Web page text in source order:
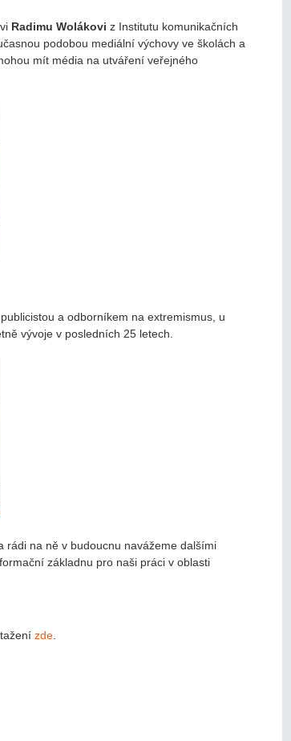
Radimu Wolákovi z Institutu komunikačních
podobou mediální výchovy ve školách a
mít média na utváření veřejného
, publicistou a odborníkem na extremismus, u
vývoje v posledních 25 letech.
rádi na ně v budoucnu navážeme dalšími
základnu pro naši práci v oblasti
zde